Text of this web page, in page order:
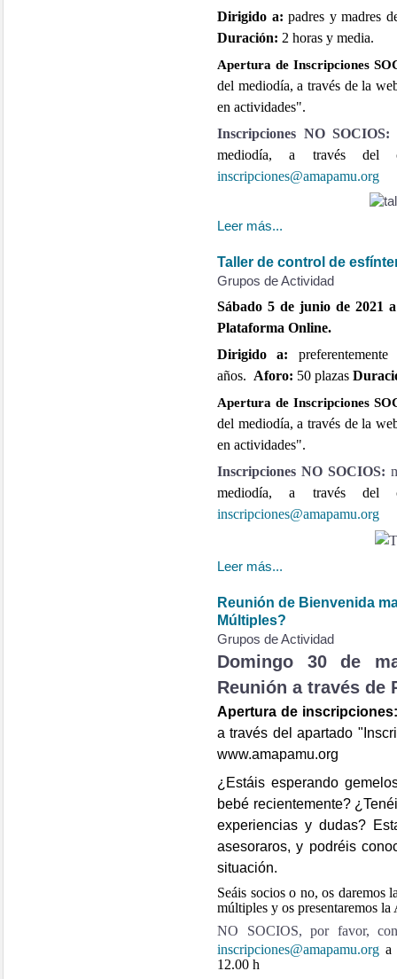
Dirigido a: padres y madres
Duración: 2 horas y media.
Apertura de Inscripciones
del mediodía, a través de la
en actividades".
Inscripciones NO SOCIOS:
mediodía,a través del
inscripciones@amapamu.org
Leer más...
Taller de control de
Grupos de Actividad
Sábado 5 de junio de 2021
Plataforma Online.
Dirigido a:
años. Aforo: 50 plazas
Apertura de Inscripciones
del mediodía, a través de la
en actividades".
Inscripciones NO SOCIOS:
mediodía,a través del
inscripciones@amapamu.org
Leer más...
Reunión de Bienvenida
Múltiples?
Grupos de Actividad
Domingo 30 de
Reunión a través de
Apertura de
a través del apartado
www.amapamu.org
¿Estáis esperando
bebé recientemente?
experiencias y dudas?
asesoraros, y podréis
situación.
Seáis socios o no, os daremos
múltiples y os presentaremos la
NO SOCIOS, por favor,
inscripciones@amapamu.org a
12.00 h